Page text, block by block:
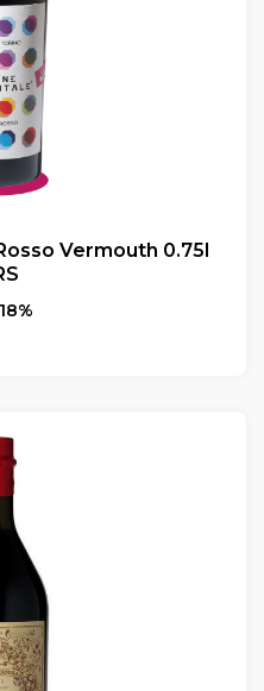
Vermouth 0.75l
18%